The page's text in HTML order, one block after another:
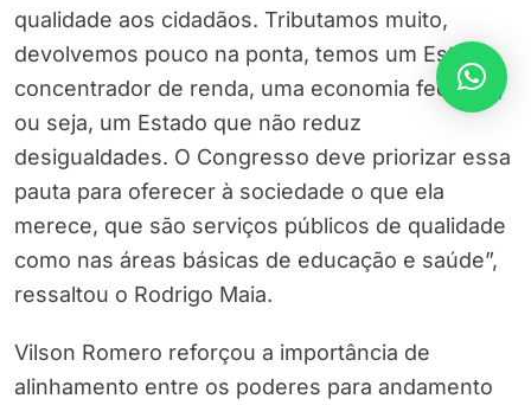
qualidade aos cidadãos. Tributamos muito,
devolvemos pouco na ponta, temos um Estado
concentrador de renda, uma economia fechada,
ou seja, um Estado que não reduz
desigualdades. O Congresso deve priorizar essa
pauta para oferecer à sociedade o que ela
merece, que são serviços públicos de qualidade
como nas áreas básicas de educação e saúde”,
ressaltou o Rodrigo Maia.
Vilson Romero reforçou a importância de
alinhamento entre os poderes para andamento